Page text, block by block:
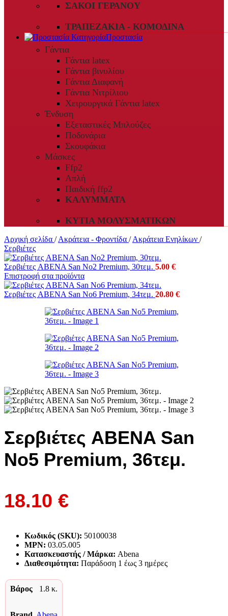
ΣΆΚΟΙ ΓΕΡΑΝΟΎ
ΤΡΑΠΕΖΆΚΙΑ - ΚΟΜΟΔΊΝΑ
Προστασία
Γάντια
Γάντια latex
Γάντια βινυλίου
Γάντια Διαφανή
Γάντια Νιτρίλιου
Χειρουργικά Γάντια latex
Ένδυση
Εξεταστικές Μπλούζες
Ποδονάρια
Σκουφάκια
Μάσκες
Ffp2
Απλή
Παιδική ffp2
ΚΑΛΎΜΜΑΤΑ
ΚΥΤΊΑ ΜΟΛΥΣΜΑΤΙΚΏΝ
Αρχική σελίδα / Ακράτεια - Φροντίδα / Ακράτεια Ενηλίκων /
Σερβιέτες
Σερβιέτες ABENA San No2 Premium, 30τεμ. 5.00 €
Επιστροφή στα προϊόντα
Σερβιέτες ABENA San No6 Premium, 34τεμ. 20.80 €
Σερβιέτες ABENA San
No5 Premium, 36τεμ.
18.10 €
Κωδικός (SKU): 50100038
MPN: 03.05.005
Κατασκευαστής / Μάρκα: Abena
Διαθεσιμότητα: Παράδoση 1 έως 3 ημέρες
Βάρος 1.8 κ.